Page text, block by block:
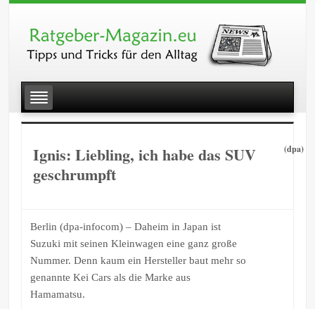
Ignis: Liebling, ich habe das SUV
geschrumpft
(dpa)
Berlin (dpa-infocom) – Daheim in Japan ist
Suzuki mit seinen Kleinwagen eine ganz große
Nummer. Denn kaum ein Hersteller baut mehr so
genannte Kei Cars als die Marke aus
Hamamatsu.